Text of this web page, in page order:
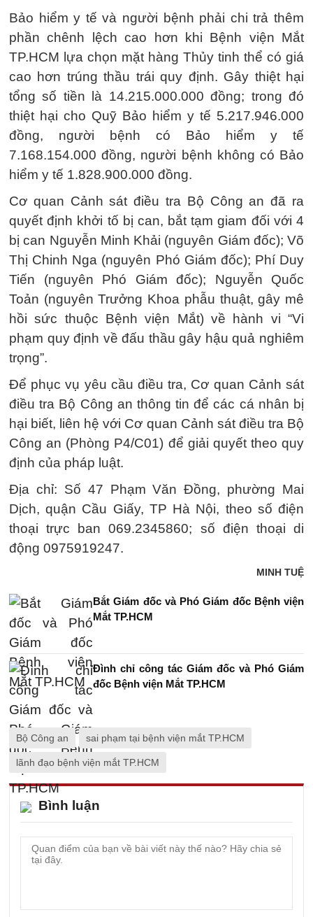
Bảo hiểm y tế và người bệnh phải chi trả thêm
phần chênh lệch cao hơn khi Bệnh viện Mắt
TP.HCM lựa chọn mặt hàng Thủy tinh thể có giá
cao hơn trúng thầu trái quy định. Gây thiệt hại
tổng số tiền là 14.215.000.000 đồng; trong đó
thiệt hại cho Quỹ Bảo hiểm y tế 5.217.946.000
đồng, người bệnh có Bảo hiểm y tế
7.168.154.000 đồng, người bệnh không có Bảo
hiểm y tế 1.828.900.000 đồng.
Cơ quan Cảnh sát điều tra Bộ Công an đã ra
quyết định khởi tố bị can, bắt tạm giam đối với 4
bị can Nguyễn Minh Khải (nguyên Giám đốc); Võ
Thị Chinh Nga (nguyên Phó Giám đốc); Phí Duy
Tiến (nguyên Phó Giám đốc); Nguyễn Quốc
Toản (nguyên Trưởng Khoa phẫu thuật, gây mê
hồi sức thuộc Bệnh viện Mắt) về hành vi “Vi
phạm quy định về đấu thầu gây hậu quả nghiêm
trọng”.
Để phục vụ yêu cầu điều tra, Cơ quan Cảnh sát
điều tra Bộ Công an thông tin để các cá nhân bị
hại biết, liên hệ với Cơ quan Cảnh sát điều tra Bộ
Công an (Phòng P4/C01) để giải quyết theo quy
định của pháp luật.
Địa chỉ: Số 47 Phạm Văn Đồng, phường Mai
Dịch, quận Cầu Giấy, TP Hà Nội, theo số điện
thoại trực ban 069.2345860; số điện thoại di
động 0975919247.
MINH TUỆ
Bắt Giám đốc và Phó Giám đốc Bệnh viện
Mắt TP.HCM
Đình chỉ công tác Giám đốc và Phó Giám
đốc Bệnh viện Mắt TP.HCM
Bộ Công an sai phạm tại bệnh viện mắt TP.HCM
lãnh đạo bệnh viện mắt TP.HCM
Bình luận